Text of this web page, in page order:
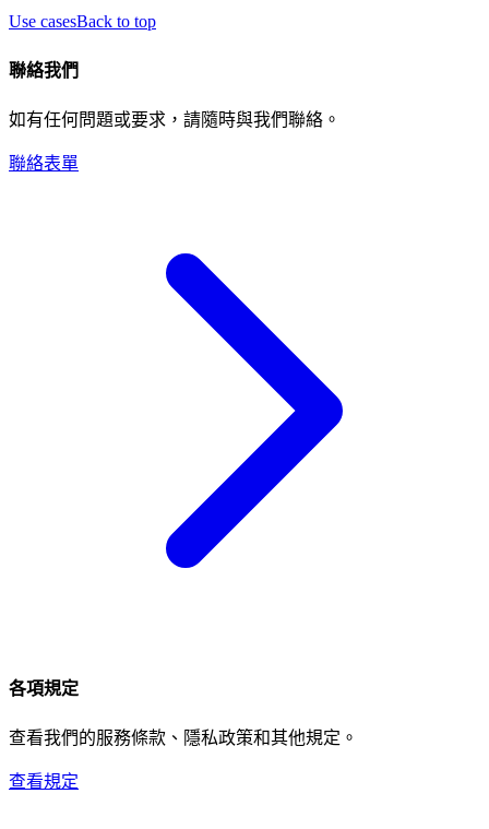
Use casesBack to top
聯絡我們
如有任何問題或要求，請隨時與我們聯絡。
聯絡表單
各項規定
查看我們的服務條款、隱私政策和其他規定。
查看規定